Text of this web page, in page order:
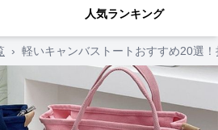
人気ランキング
› 軽いキャンバストートおすすめ20選